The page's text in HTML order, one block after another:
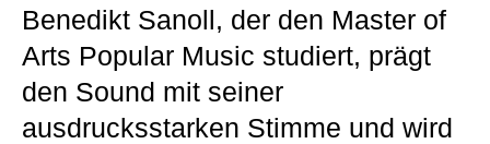
Benedikt Sanoll, der den Master of
Arts Popular Music studiert, prägt
den Sound mit seiner
ausdrucksstarken Stimme und wird